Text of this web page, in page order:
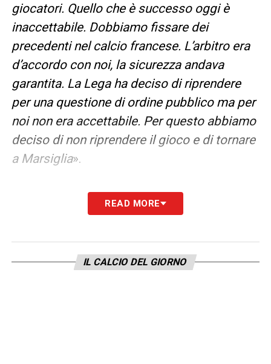
giocatori. Quello che è successo oggi è
inaccettabile. Dobbiamo fissare dei
precedenti nel calcio francese. L’arbitro era
d’accordo con noi, la sicurezza andava
garantita. La Lega ha deciso di riprendere
per una questione di ordine pubblico ma per
noi non era accettabile. Per questo abbiamo
deciso di non riprendere il gioco e di tornare
a Marsiglia».
LA PLAYLIST DELLE NOSTRE TOP NEWS
READ MORE
IL CALCIO DEL GIORNO